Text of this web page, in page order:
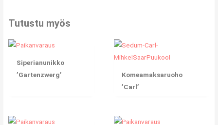
Tutustu myös
Siperianunikko
’Gartenzwerg’
Komeamaksaruoho
’Carl’